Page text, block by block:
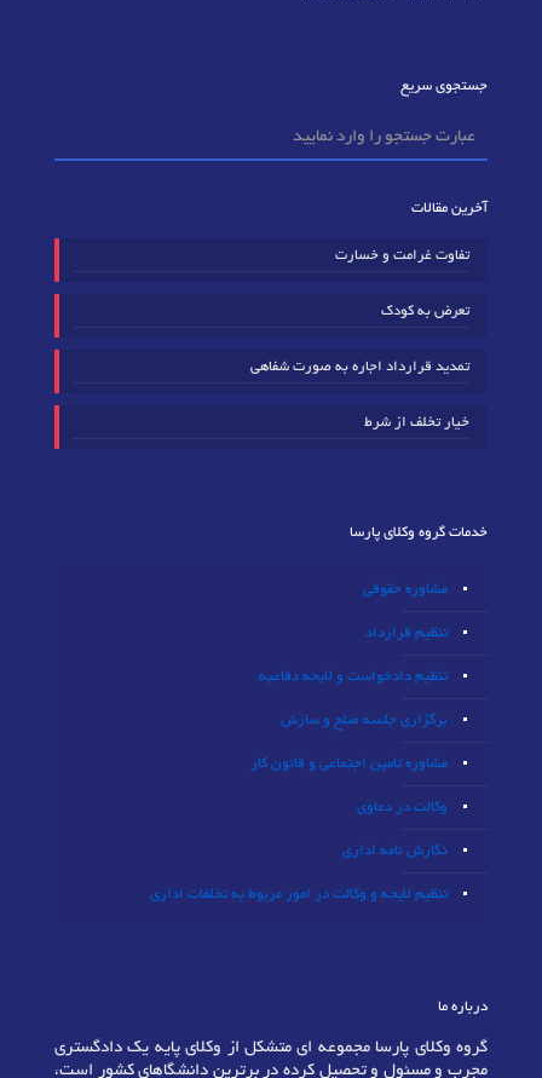
جستجوی سریع
آخرین مقالات
تفاوت غرامت و خسارت
تعرض به کودک
تمدید قرارداد اجاره به صورت شفاهی
خیار تخلف از شرط
خدمات گروه وکلای پارسا
مشاوره حقوقی
تنظیم قرارداد
تنظیم دادخواست و لایحه دفاعیه
برگزاری جلسه صلح و سازش
مشاوره تامین اجتماعی و قانون کار
وکالت در دعاوی
نگارش نامه اداری
تنظیم لایحه و وکالت در امور مربوط به تخلفات اداری
درباره ما
گروه وکلای پارسا مجموعه ای متشکل از وکلای پایه یک دادگستری
مجرب و مسئول و تحصیل کرده در برترین دانشگاهای کشور است،